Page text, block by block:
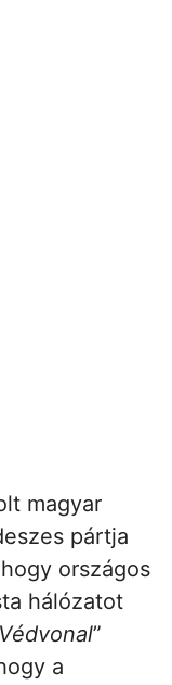
magyar
pártja
országos
hálózatot
Védvonal”
a